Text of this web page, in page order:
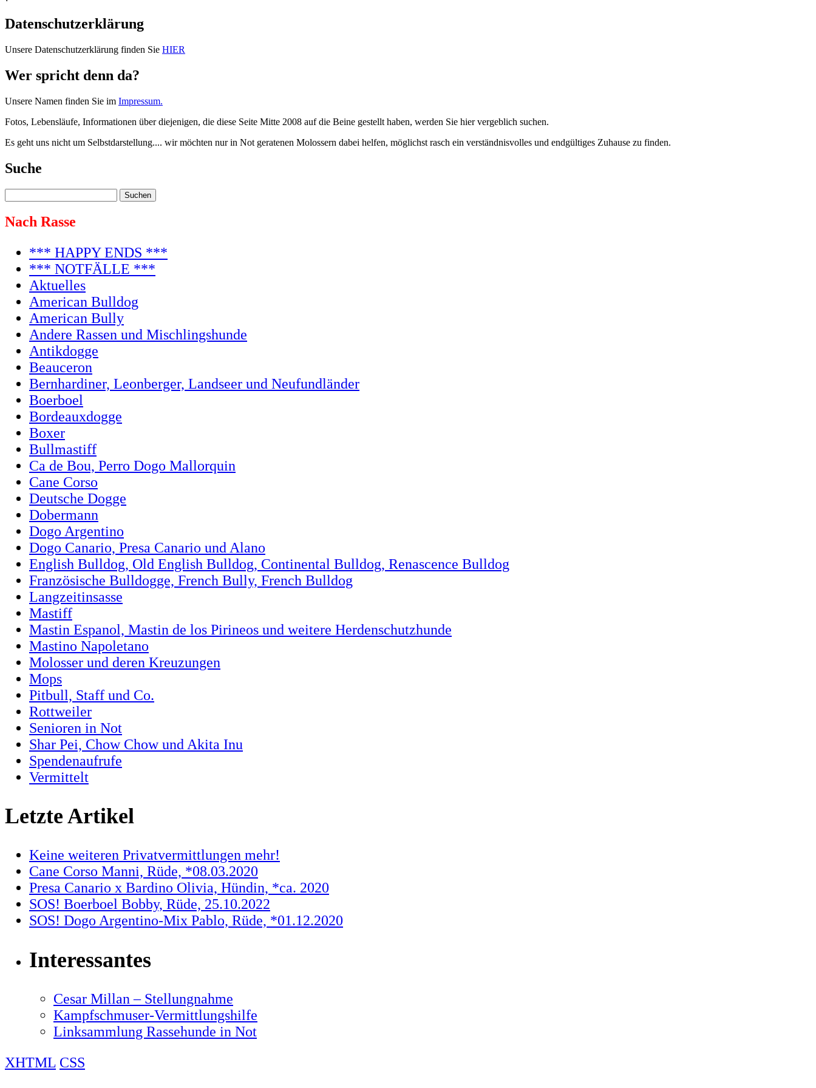
Datenschutzerklärung
Unsere Datenschutzerklärung finden Sie HIER
Wer spricht denn da?
Unsere Namen finden Sie im Impressum.
Fotos, Lebensläufe, Informationen über diejenigen, die diese Seite Mitte 2008 auf die Beine gestellt haben, werden Sie hier vergeblich suchen.
Es geht uns nicht um Selbstdarstellung.... wir möchten nur in Not geratenen Molossern dabei helfen, möglichst rasch ein verständnisvolles und endgültiges Zuhause zu finden.
Suche
Nach Rasse
*** HAPPY ENDS ***
*** NOTFÄLLE ***
Aktuelles
American Bulldog
American Bully
Andere Rassen und Mischlingshunde
Antikdogge
Beauceron
Bernhardiner, Leonberger, Landseer und Neufundländer
Boerboel
Bordeauxdogge
Boxer
Bullmastiff
Ca de Bou, Perro Dogo Mallorquin
Cane Corso
Deutsche Dogge
Dobermann
Dogo Argentino
Dogo Canario, Presa Canario und Alano
English Bulldog, Old English Bulldog, Continental Bulldog, Renascence Bulldog
Französische Bulldogge, French Bully, French Bulldog
Langzeitinsasse
Mastiff
Mastin Espanol, Mastin de los Pirineos und weitere Herdenschutzhunde
Mastino Napoletano
Molosser und deren Kreuzungen
Mops
Pitbull, Staff und Co.
Rottweiler
Senioren in Not
Shar Pei, Chow Chow und Akita Inu
Spendenaufrufe
Vermittelt
Letzte Artikel
Keine weiteren Privatvermittlungen mehr!
Cane Corso Manni, Rüde, *08.03.2020
Presa Canario x Bardino Olivia, Hündin, *ca. 2020
SOS! Boerboel Bobby, Rüde, 25.10.2022
SOS! Dogo Argentino-Mix Pablo, Rüde, *01.12.2020
Interessantes
Cesar Millan – Stellungnahme
Kampfschmuser-Vermittlungshilfe
Linksammlung Rassehunde in Not
XHTML CSS